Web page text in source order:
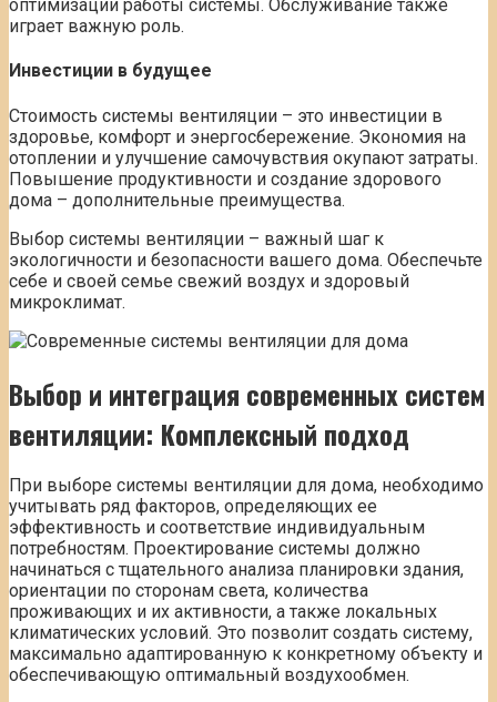
оптимизации работы системы. Обслуживание также
играет важную роль.
Инвестиции в будущее
Стоимость системы вентиляции – это инвестиции в
здоровье, комфорт и энергосбережение. Экономия на
отоплении и улучшение самочувствия окупают затраты.
Повышение продуктивности и создание здорового
дома – дополнительные преимущества.
Выбор системы вентиляции – важный шаг к
экологичности и безопасности вашего дома. Обеспечьте
себе и своей семье свежий воздух и здоровый
микроклимат.
Выбор и интеграция современных систем
вентиляции: Комплексный подход
При выборе системы вентиляции для дома, необходимо
учитывать ряд факторов, определяющих ее
эффективность и соответствие индивидуальным
потребностям. Проектирование системы должно
начинаться с тщательного анализа планировки здания,
ориентации по сторонам света, количества
проживающих и их активности, а также локальных
климатических условий. Это позволит создать систему,
максимально адаптированную к конкретному объекту и
обеспечивающую оптимальный воздухообмен.